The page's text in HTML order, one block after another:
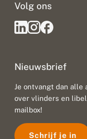
Nieuwsbrief
Je ontvangt dan alle
over vlinders en
mailbox!
Schrijf je in
Volg ons